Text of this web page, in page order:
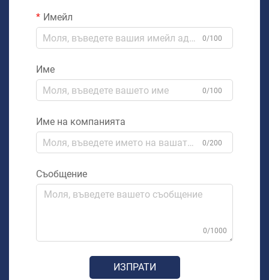
Имейл
0/100
Име
0/100
Име на компанията
0/200
Съобщение
0/1000
ИЗПРАТИ